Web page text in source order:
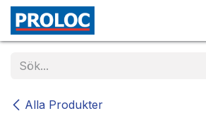
Hoppa till innehåll
Alla Produkter